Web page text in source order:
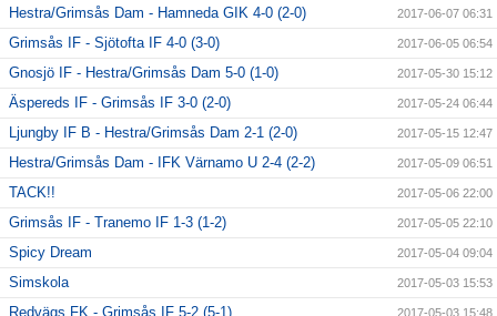
Hestra/Grimsås Dam - Hamneda GIK 4-0 (2-0) 2017-06-07 06:31
Grimsås IF - Sjötofta IF 4-0 (3-0) 2017-06-05 06:54
Gnosjö IF - Hestra/Grimsås Dam 5-0 (1-0) 2017-05-30 15:12
Äspereds IF - Grimsås IF 3-0 (2-0) 2017-05-24 06:44
Ljungby IF B - Hestra/Grimsås Dam 2-1 (2-0) 2017-05-15 12:47
Hestra/Grimsås Dam - IFK Värnamo U 2-4 (2-2) 2017-05-09 06:51
TACK!! 2017-05-06 22:00
Grimsås IF - Tranemo IF 1-3 (1-2) 2017-05-05 22:10
Spicy Dream 2017-05-04 09:04
Simskola 2017-05-03 15:53
Redvägs FK - Grimsås IF 5-2 (5-1) 2017-05-03 15:48